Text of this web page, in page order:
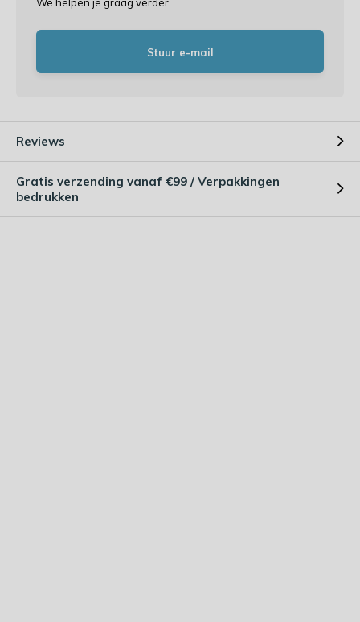
Stuur e-mail
Reviews
Gratis verzending vanaf €99 / Verpakkingen
bedrukken